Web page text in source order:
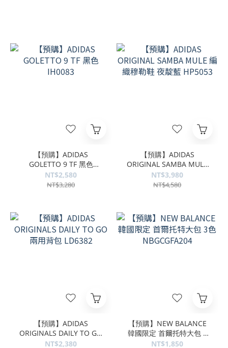
【預購】ADIDAS
GOLETTO 9 TF 黑色
IH0083
NT$2,580
NT$3,280
【預購】ADIDAS
ORIGINAL SAMBA MULE
編織穆勒鞋 夜靛藍
HP5053
NT$3,980
NT$4,580
【預購】ADIDAS
ORIGINALS DAILY TO GO
兩用背包 LD6382
NT$2,380
【預購】NEW BALANCE
韓國限定 首爾托特大包 3
色 NBGCGFA204
NT$1,850